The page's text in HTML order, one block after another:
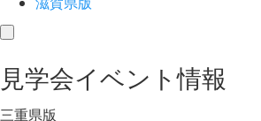
toggle
見学会イベント情報
三重県版